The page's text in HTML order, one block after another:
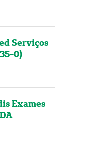
Serviços
0)
Exames